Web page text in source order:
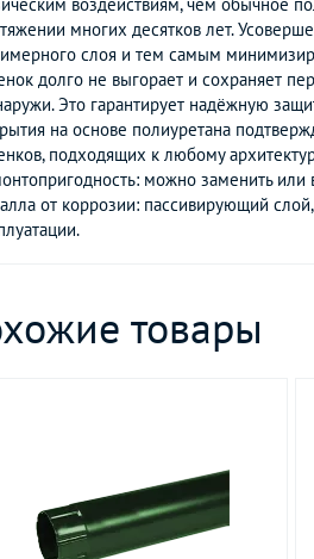
многих десятков лет.
слоя и тем самым
долго не выгорает и сохраняет
Это гарантирует надёжную
на основе полиуретана
подходящих к любому
можно заменить или
от коррозии: пассивирующий
товары